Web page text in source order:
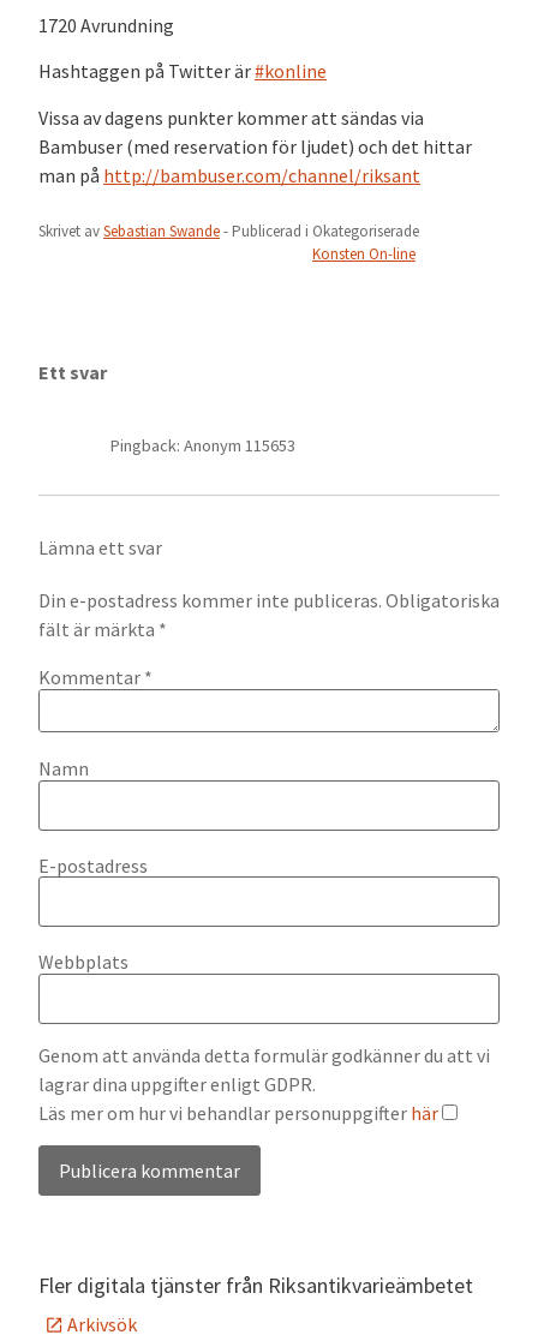
1720 Avrundning
Hashtaggen på Twitter är#konline
Vissa av dagens punkter kommer att sändas via
Bambuser (med reservation för ljudet) och det hittar
man på http://bambuser.com/channel/riksant
Skrivet avSebastian Swande- Publicerad i Okategoriserade
Konsten On-line
Ett svar
Pingback: Anonym 115653
Lämna ett svar
Din e-postadress kommer inte publiceras. Obligatoriska
fält är märkta *
Kommentar *
Namn
E-postadress
Webbplats
Genom att använda detta formulär godkänner du att vi
lagrar dina uppgifter enligt GDPR.
Läs mer om hur vi behandlar personuppgifter här
Fler digitala tjänster från Riksantikvarieämbetet
Arkivsök